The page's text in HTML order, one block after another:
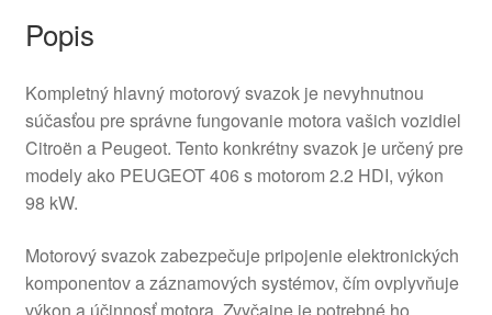
Popis
Kompletný hlavný motorový svazok je nevyhnutnou
súčasťou pre správne fungovanie motora vašich vozidiel
Citroën a Peugeot. Tento konkrétny svazok je určený pre
modely ako PEUGEOT 406 s motorom 2.2 HDI, výkon
98 kW.
Motorový svazok zabezpečuje pripojenie elektronických
komponentov a záznamových systémov, čím ovplyvňuje
výkon a účinnosť motora. Zvyčajne je potrebné ho